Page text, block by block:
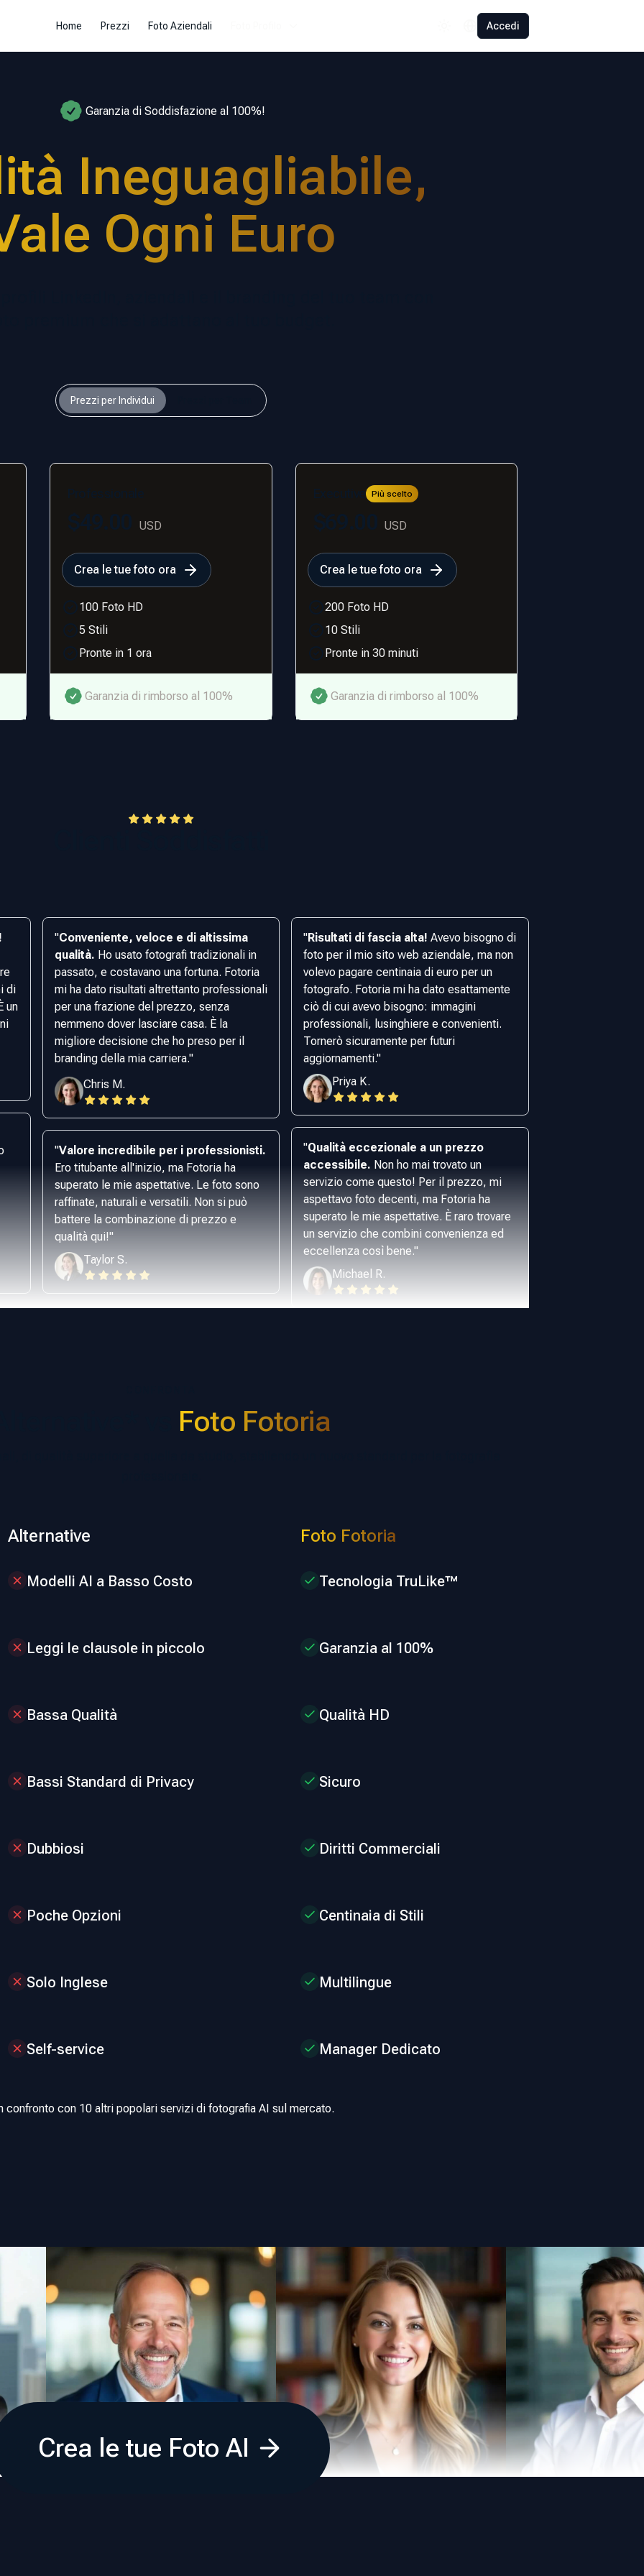
Home Prezzi Foto Aziendali
Español
Polski
Accedi
Garanzia di Soddisfazione al 100%!
Ineguagliabile,
Ogni Euro
Prezzi per Individui
USD
Crea le tue foto ora
100 Foto HD
5 Stili
Pronte in 1 ora
Garanzia di rimborso al 100%
Più scelto
USD
Crea le tue foto ora
200 Foto HD
10 Stili
Pronte in 30 minuti
Garanzia di rimborso al 100%
di
un
"Conveniente, veloce e di altissima
qualità. Ho usato fotografi tradizionali in
passato, e costavano una fortuna. Fotoria
mi ha dato risultati altrettanto professionali
per una frazione del prezzo, senza
nemmeno dover lasciare casa. È la
migliore decisione che ho preso per il
branding della mia carriera."
Chris M.
"Valore incredibile per i professionisti.
Ero titubante all'inizio, ma Fotoria ha
superato le mie aspettative. Le foto sono
raffinate, naturali e versatili. Non si può
battere la combinazione di prezzo e
qualità qui!"
Taylor S.
"Risultati di fascia alta! Avevo bisogno di
foto per il mio sito web aziendale, ma non
volevo pagare centinaia di euro per un
fotografo. Fotoria mi ha dato esattamente
ciò di cui avevo bisogno: immagini
professionali, lusinghiere e convenienti.
Tornerò sicuramente per futuri
aggiornamenti."
Priya K.
"Qualità eccezionale a un prezzo
accessibile. Non ho mai trovato un
servizio come questo! Per il prezzo, mi
aspettavo foto decenti, ma Fotoria ha
superato le mie aspettative. È raro trovare
un servizio che combini convenienza ed
eccellenza così bene."
Michael R.
Foto Fotoria
Alternative Foto Fotoria
Modelli AI a Basso Costo Tecnologia TruLike™
Leggi le clausole in piccolo Garanzia al 100%
Bassa Qualità Qualità HD
Bassi Standard di Privacy Sicuro
Dubbiosi Diritti Commerciali
Poche Opzioni Centinaia di Stili
Solo Inglese Multilingue
Self-service Manager Dedicato
confronto con 10 altri popolari servizi di fotografia AI sul mercato.
Crea le tue Foto AI